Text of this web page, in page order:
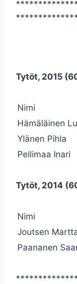
Tytöt, 2015
Nimi
Hämäläinen
Ylänen Pihla
Pellimaa Inari
Tytöt, 2014
Nimi
Joutsen
Paananen